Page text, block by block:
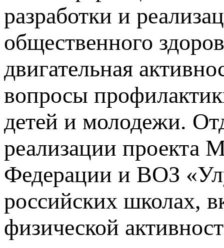
разработки и
общественного
двигательная
вопросы
детей и молодежи.
реализации проекта
Федерации и ВОЗ
российских школах,
физической